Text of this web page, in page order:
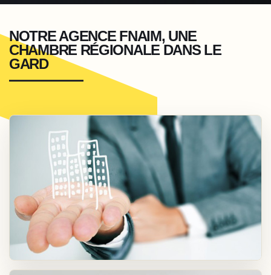
NOTRE AGENCE FNAIM, UNE
CHAMBRE RÉGIONALE DANS LE
GARD